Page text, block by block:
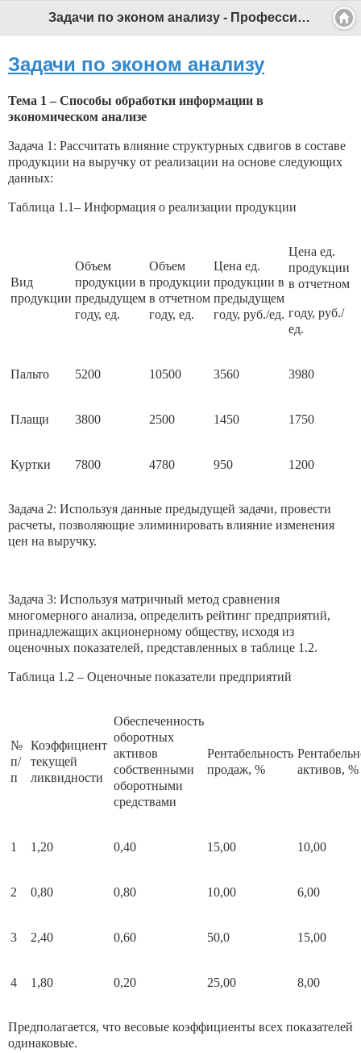
Задачи по эконом анализу - Профессиональный педагог
Задачи по эконом анализу
Тема 1 – Способы обработки информации в
экономическом анализе
Задача 1: Рассчитать влияние структурных сдвигов в составе
продукции на выручку от реализации на основе следующих
данных:
Таблица 1.1– Информация о реализации продукции
Вид
продукции
Объем
продукции в
предыдущем
году, ед.
Объем
продукции
в отчетном
году, ед.
Цена ед.
продукции в
предыдущем
году, руб./ед.
Цена ед.
продукции
в отчетном
году, руб./
ед.
Пальто 5200 10500 3560 3980
Плащи 3800 2500 1450 1750
Куртки 7800 4780 950 1200
Задача 2: Используя данные предыдущей задачи, провести
расчеты, позволяющие элиминировать влияние изменения
цен на выручку.
Задача 3: Используя матричный метод сравнения
многомерного анализа, определить рейтинг предприятий,
принадлежащих акционерному обществу, исходя из
оценочных показателей, представленных в таблице 1.2.
Таблица 1.2 – Оценочные показатели предприятий
№
п/
п
Коэффициент
текущей
ликвидности
Обеспеченность
оборотных
активов
собственными
оборотными
средствами
Рентабельность
продаж, %
активов, %
1 1,20 0,40 15,00 10,00
2 0,80 0,80 10,00 6,00
3 2,40 0,60 50,0 15,00
4 1,80 0,20 25,00 8,00
Предполагается, что весовые коэффициенты всех показателей
одинаковые.